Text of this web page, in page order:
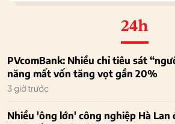
24h
PVcomBank: Nhiều chỉ tiêu sát
năng mất vốn tăng vọt gần 20%
3 giờ trước
Nhiều 'ông lớn' công nghiệp Hà Lan